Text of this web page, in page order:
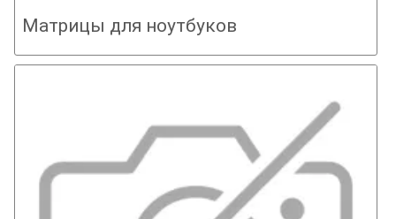
Матрицы для ноутбуков